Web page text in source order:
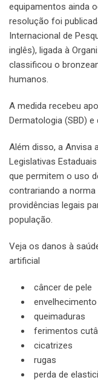
equipamentos ainda
resolução foi
Internacional de
inglês), ligada à
classificou o
humanos.
A medida recebeu
Dermatologia (SBD)
Além disso, a Anvisa
Legislativas
que permitem o uso
contrariando a
providências legais
população.
Veja os danos à
artificial
câncer de pele
queimaduras
ferimentos
cicatrizes
rugas
perda de